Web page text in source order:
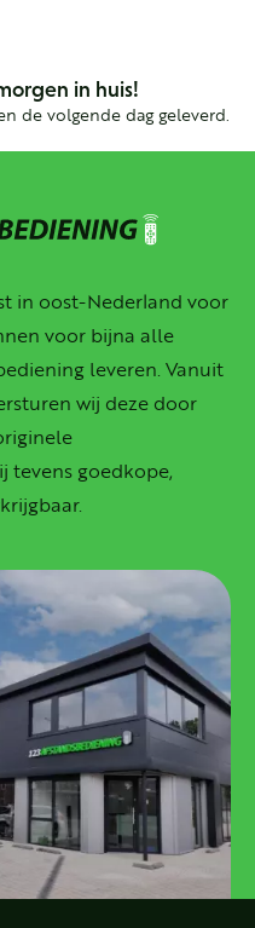
in huis!
de volgende dag geleverd.
in oost-Nederland voor
voor bijna alle
leveren. Vanuit
wij deze door
tevens goedkope,